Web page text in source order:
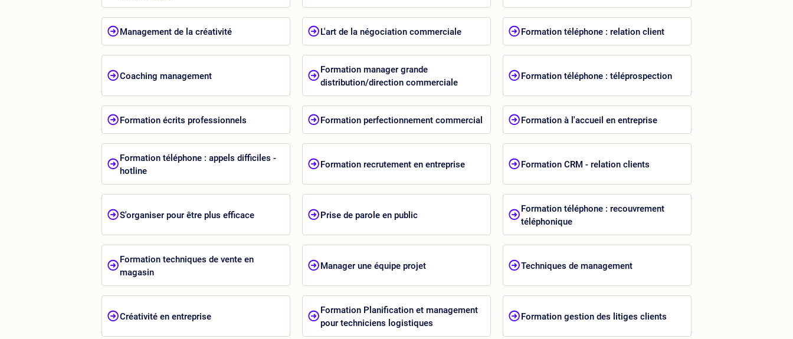
Management de la créativité L'art de la négociation commerciale Formation téléphone : relation client
Coaching management
Formation manager grande
distribution/direction commerciale
Formation téléphone : téléprospection
Formation écrits professionnels Formation perfectionnement commercial Formation à l'accueil en entreprise
Formation téléphone : appels difficiles -
hotline
Formation recrutement en entreprise Formation CRM - relation clients
S'organiser pour être plus efficace Prise de parole en public
Formation téléphone : recouvrement
téléphonique
Formation techniques de vente en
magasin
Manager une équipe projet Techniques de management
Créativité en entreprise
Formation Planification et management
pour techniciens logistiques
Formation gestion des litiges clients